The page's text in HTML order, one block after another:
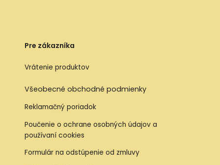
Pre zákazníka
Vrátenie produktov
Všeobecné obchodné podmienky
Reklamačný poriadok
Poučenie o ochrane osobných údajov a
používaní cookies
Formulár na odstúpenie od zmluvy